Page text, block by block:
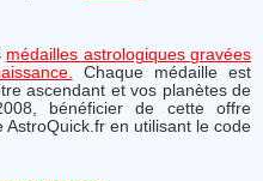
médailles astrologiques gravées
Chaque médaille est
ascendant et vos planètes de
bénéficier de cette offre
en utilisant le code